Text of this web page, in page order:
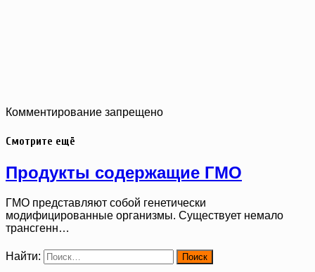
Комментирование запрещено
Смотрите ещё
Продукты содержащие ГМО
ГМО представляют собой генетически
модифицированные организмы. Существует немало
трансгенн…
Найти: